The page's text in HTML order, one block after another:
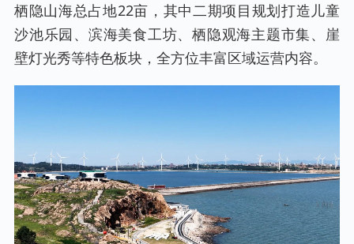
栖隐山海总占地22亩，其中二期项目规划打造儿童
沙池乐园、滨海美食工坊、栖隐观海主题市集、崖
壁灯光秀等特色板块，全方位丰富区域运营内容。